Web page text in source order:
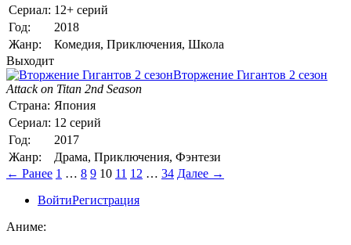
Сериал: 12+ серий
Год:
2018
Жанр:
Комедия, Приключения, Школа
Выходит
Вторжение Гигантов 2 сезон
Attack on Titan 2nd Season
Страна: Япония
Сериал: 12 серий
Год:
2017
Жанр:
Драма, Приключения, Фэнтези
← Ранее 1 … 8 9 10 11 12 … 34 Далее →
ВойтиРегистрация
Аниме: